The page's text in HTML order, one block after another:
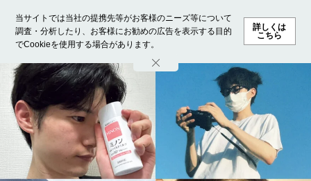
当サイトでは当社の提携先等がお客様のニーズ等について
調査・分析したり、お客様にお勧めの広告を表示する目的
でCookieを使用する場合があります。
詳しくは
こちら
ホーム モデル募集 ランキング ファッション ビューテ